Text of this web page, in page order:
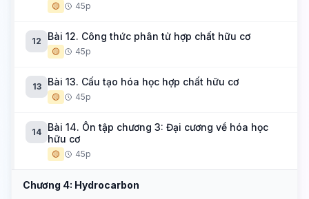
🟡 45p
12 Bài 12. Công thức phân tử hợp chất hữu cơ
🟡 45p
13 Bài 13. Cấu tạo hóa học hợp chất hữu cơ
🟡 45p
14
Bài 14. Ôn tập chương 3: Đại cương về hóa học
hữu cơ
🟡 45p
Chương 4: Hydrocarbon